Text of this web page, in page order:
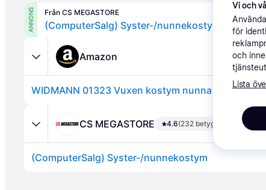
ANNONS Från CS MEGASTORE
(ComputerSalg) Syster-/nunnekostym
Amazon
WIDMANN 01323 Vuxen kostym nunna tunika
CS MEGASTORE 4.6(232 betyg)
(ComputerSalg) Syster-/nunnekostym
Vi och
för
och
Lista